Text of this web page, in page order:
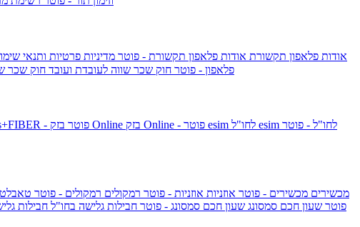
אודות פלאפון תקשורת אודות פלאפון תקשורת - פוטר מדיניות פרטיות ותנאי
פלאפון - פוטר חוק שכר שווה לעובדת ועובד חוק שכר
yes+FIBER - פוטר בזק Online
esim לחו"ל - פוטר
מכשירים מכשירים - פוטר אוזניות אוזניות - פוטר רמקולים רמקולים - פוטר
שעון Apple Watch Series 10 - פוטר שעון חכם סמסונג שעון חכם סמסונג - פוטר חבילות גלישה בחו"ל חבילות